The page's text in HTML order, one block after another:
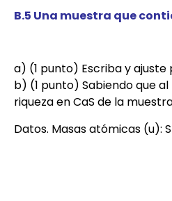
B.5 Una muestra que
a) (1 punto) Escriba y
b) (1 punto) Sabiendo que
riqueza en CaS de la
Datos. Masas atómicas (u): S